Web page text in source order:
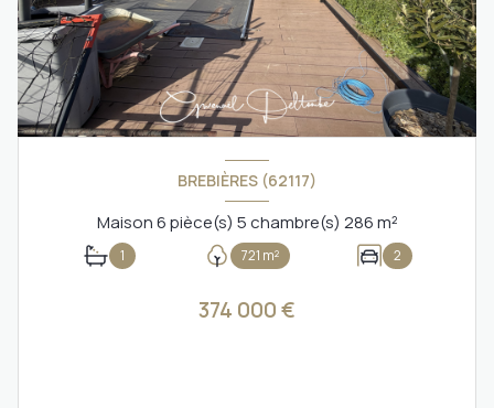
BREBIÈRES (62117)
Maison 6 pièce(s) 5 chambre(s) 286 m²
1 721 m² 2
374 000 €